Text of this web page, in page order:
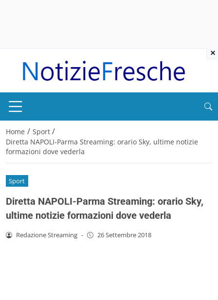
Home / Sport /
Diretta NAPOLI-Parma Streaming: orario Sky, ultime notizie
formazioni dove vederla
Sport
Diretta NAPOLI-Parma Streaming: orario Sky,
ultime notizie formazioni dove vederla
Redazione Streaming - 26 Settembre 2018
×